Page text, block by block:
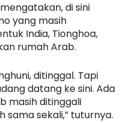
di sini
yang masih
India, Tionghoa,
rumah Arab.
ditinggal. Tapi
datang ke sini. Ada
masih ditinggali
sama sekali,” tuturnya.